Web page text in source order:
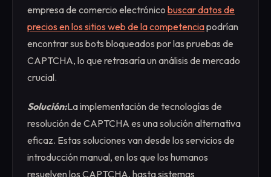
empresa de comercio electrónico buscar datos de
precios en los sitios web de la competenciapodrían
encontrar sus bots bloqueados por las pruebas de
CAPTCHA, lo que retrasaría un análisis de mercado
crucial.
Solución:La implementación de tecnologías de
resolución de CAPTCHA es una solución alternativa
eficaz. Estas soluciones van desde los servicios de
introducción manual, en los que los humanos
resuelven los CAPTCHA, hasta sistemas